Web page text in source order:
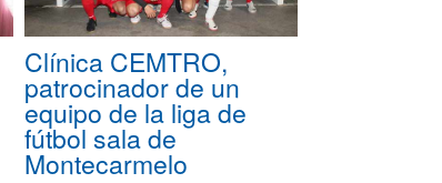
Clínica CEMTRO,
patrocinador de un
equipo de la liga de
fútbol sala de
Montecarmelo